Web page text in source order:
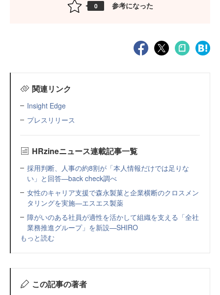
0 参考になった
関連リンク
Insight Edge
プレスリリース
HRzineニュース連載記事一覧
採用判断、人事の約8割が「本人情報だけでは足りな
い」と回答—back check調べ
女性のキャリア支援で森永製菓と企業横断のクロスメン
タリングを実施—エスエス製薬
障がいのある社員が適性を活かして組織を支える「全社
業務推進グループ」を新設—SHIRO
もっと読む
この記事の著者